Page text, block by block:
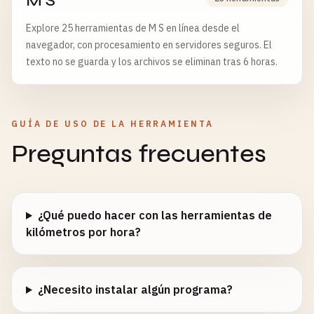
Explore 25 herramientas de M S en línea desde el
navegador, con procesamiento en servidores seguros. El
texto no se guarda y los archivos se eliminan tras 6 horas.
GUÍA DE USO DE LA HERRAMIENTA
Preguntas frecuentes
¿Qué puedo hacer con las herramientas de
kilómetros por hora?
¿Necesito instalar algún programa?